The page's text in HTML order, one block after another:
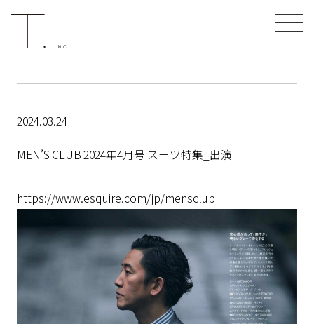
2024.03.24
MEN’S CLUB 2024年4月号 スーツ特集_出演
https://www.esquire.com/jp/mensclub